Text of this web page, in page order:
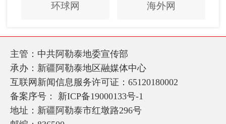
环球网 海外网
主管：中共阿勒泰地委宣传部
承办：新疆阿勒泰地区融媒体中心
互联网新闻信息服务许可证：65120180002
备案序号： 新ICP备19000133号-1
地址：新疆阿勒泰市红墩路296号